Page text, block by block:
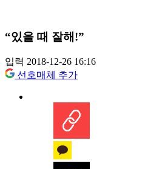
“있을 때 잘해!”
입력 2018-12-26 16:16
선호매체 추가